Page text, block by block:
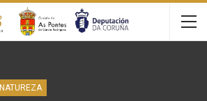
NATUREZA